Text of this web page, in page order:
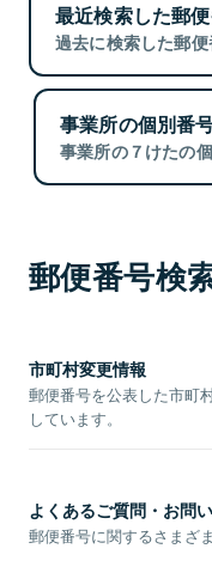
最近検索した郵
過去に検索した郵便
事業所の個別番
事業所の７けたの
郵便番号検
市町村変更情報
郵便番号を公表した市町
しています。
よくあるご質問・お問
郵便番号に関するさまざ